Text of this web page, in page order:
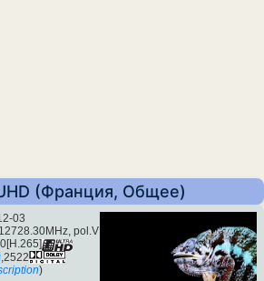
(Франция, Общее)
03
pol.V
,2522
)